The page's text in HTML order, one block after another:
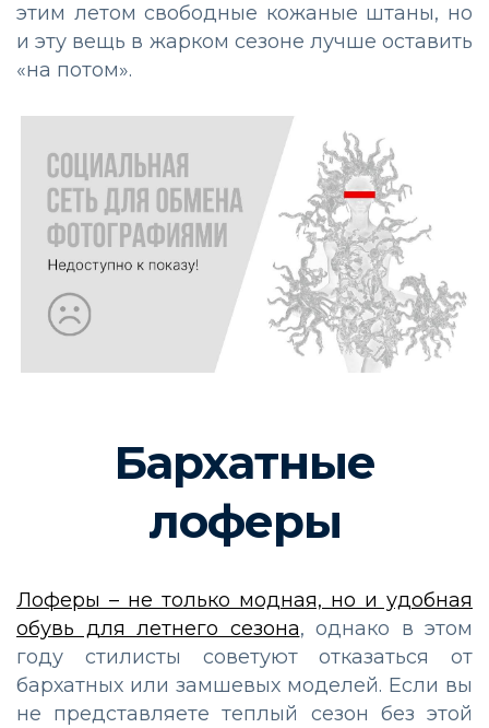
этим летом свободные кожаные штаны, но
и эту вещь в жарком сезоне лучше оставить
«на потом».
Бархатные
лоферы
Лоферы – не только модная, но и удобная
обувь для летнего сезона, однако в этом
году стилисты советуют отказаться от
бархатных или замшевых моделей. Если вы
не представляете теплый сезон без этой